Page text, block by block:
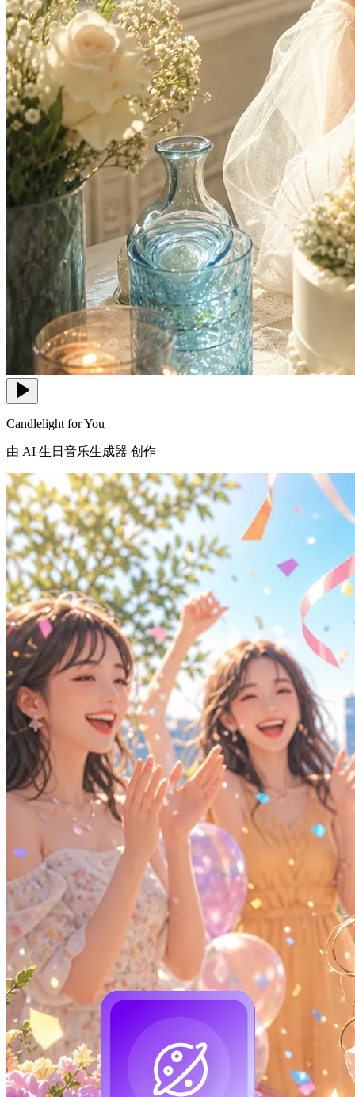
Candlelight for You
由 AI 生日音乐生成器 创作